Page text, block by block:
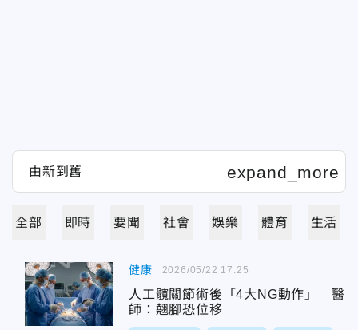
全部 即時 要聞 社會 娛樂 體育 生活
健康
人工髖關節術後「4大NG動作」 醫
師：翹腳恐位移
2026/05/22 17:25